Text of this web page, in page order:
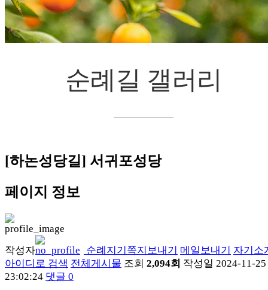
순례길 갤러리
[하논성당길] 서귀포성당
페이지 정보
작성자 순례지기 쪽지보내기 메일보내기 자기소
아이디로 검색 전체게시물 조회 2,094회 작성일 2024-11-25
23:02:24 댓글 0